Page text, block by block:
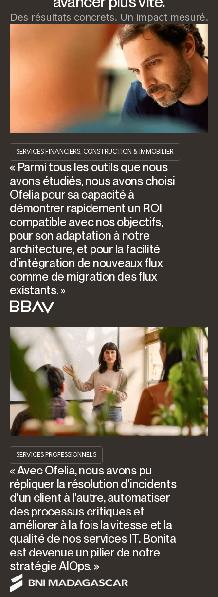
Des résultats concrets. Un impact mesuré.
SERVICES FINANCIERS, CONSTRUCTION & IMMOBILIER
« Parmi tous les outils que nous
avons étudiés, nous avons choisi
Ofelia pour sa capacité à
démontrer rapidement un ROI
compatible avec nos objectifs,
pour son adaptation à notre
architecture, et pour la facilité
d'intégration de nouveaux flux
comme de migration des flux
existants. »
SERVICES PROFESSIONNELS
« Avec Ofelia, nous avons pu
répliquer la résolution d'incidents
d'un client à l'autre, automatiser
des processus critiques et
améliorer à la fois la vitesse et la
qualité de nos services IT. Bonita
est devenue un pilier de notre
stratégie AIOps. »